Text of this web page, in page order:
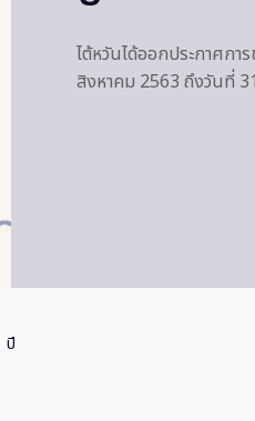
ไต้หวันได้ออกประกาศกา
สิงหาคม 2563 ถึงวันที่
ปี